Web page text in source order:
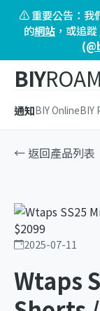
⚠️ 重要公告：我
的網站 ，或追蹤
BIY
通知BIY OnlineBIY
← 返回產品列表
2025-07-11
Wtaps